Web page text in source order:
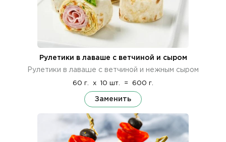
Рулетики в лаваше с ветчиной и сыром
Рулетики в лаваше с ветчиной и нежным сыром
60 г. x 10 шт. = 600 г.
Заменить